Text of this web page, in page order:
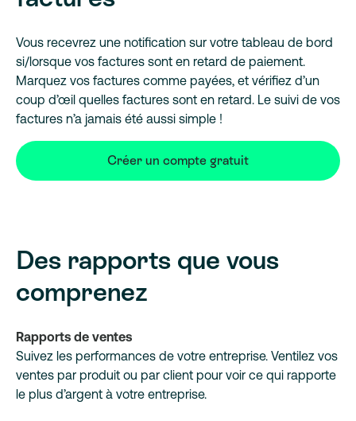
Vous recevrez une notification sur votre tableau de bord
si/lorsque vos factures sont en retard de paiement.
Marquez vos factures comme payées, et vérifiez d’un
coup d’œil quelles factures sont en retard. Le suivi de vos
factures n’a jamais été aussi simple !
Créer un compte gratuit
Des rapports que vous
comprenez
Rapports de ventes
Suivez les performances de votre entreprise. Ventilez vos
ventes par produit ou par client pour voir ce qui rapporte
le plus d’argent à votre entreprise.